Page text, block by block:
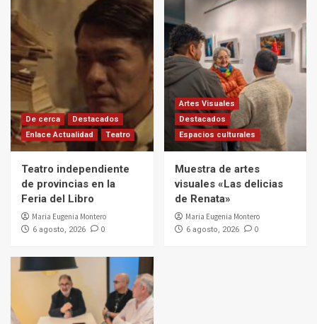
De cerca
Destacados
Enlace Actualidad
Teatro
Teatro independiente
de provincias en la
Feria del Libro
Maria Eugenia Montero
6 agosto, 2026 0
Artes Visuales
Destacados
Espacios culturales
Muestra de artes
visuales «Las delicias
de Renata»
Maria Eugenia Montero
6 agosto, 2026 0